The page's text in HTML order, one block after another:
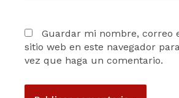
Guardar mi nombre, correo
sitio web en este navegador
vez que haga un comentario.